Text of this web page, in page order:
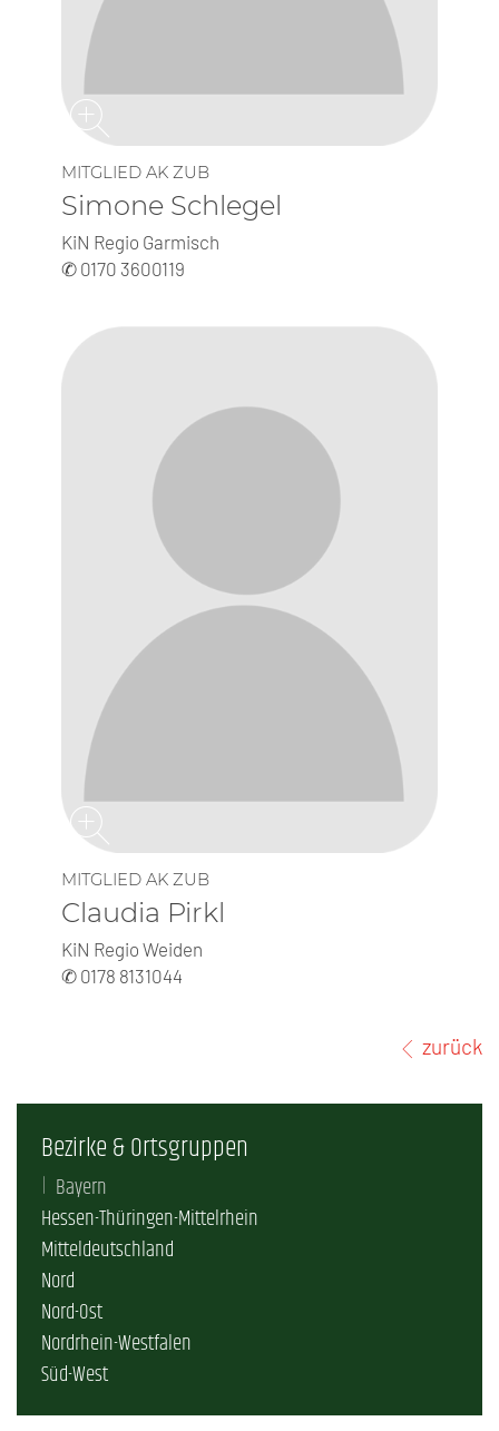
MITGLIED AK ZUB
Simone Schlegel
KiN Regio Garmisch
✆ 0170 3600119
MITGLIED AK ZUB
Claudia Pirkl
KiN Regio Weiden
✆ 0178 8131044
zurück
Bezirke & Ortsgruppen
Bayern
Hessen-Thüringen-Mittelrhein
Mitteldeutschland
Nord
Nord-Ost
Nordrhein-Westfalen
Süd-West